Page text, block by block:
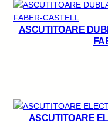
ASCUTITOARE
ASCUTITOARE